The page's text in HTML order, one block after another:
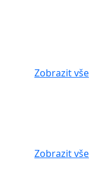
Zobrazit vše
Zobrazit vše